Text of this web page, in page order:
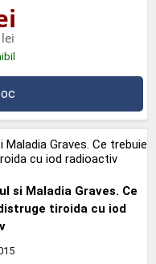
si Maladia Graves. Ce
tiroida cu iod